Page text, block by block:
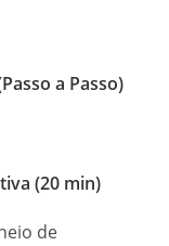
a Passo)
(20 min)
de